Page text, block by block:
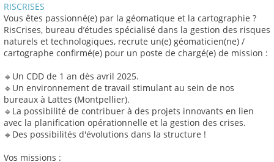
RISCRISES
Vous êtes passionné(e) par la géomatique et la cartographie ?
RisCrises, bureau d’études spécialisé dans la gestion des risques
naturels et technologiques, recrute un(e) géomaticien(ne) /
cartographe confirmé(e) pour un poste de chargé(e) de mission :
🔹Un CDD de 1 an dès avril 2025.
🔹Un environnement de travail stimulant au sein de nos
bureaux à Lattes (Montpellier).
🔹La possibilité de contribuer à des projets innovants en lien
avec la planification opérationnelle et la gestion des crises.
🔹Des possibilités d'évolutions dans la structure !
Vos missions :